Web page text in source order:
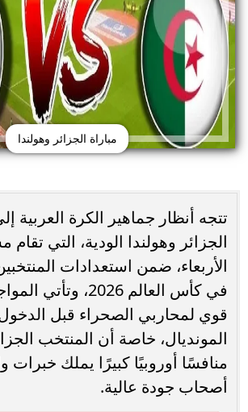
مباراة الجزائر وهولندا
تتجه أنظار جماهير الكرة العربية
الجزائر وهولندا الودية، التي تقام
الأربعاء، ضمن استعدادات
في كأس العالم 2026،
قوي لمحاربي الصحراء قبل
المونديال، خاصة أن المنتخب
منافسًا أوروبيًا كبيرًا يملك خبرات
أصحاب جودة عالية.